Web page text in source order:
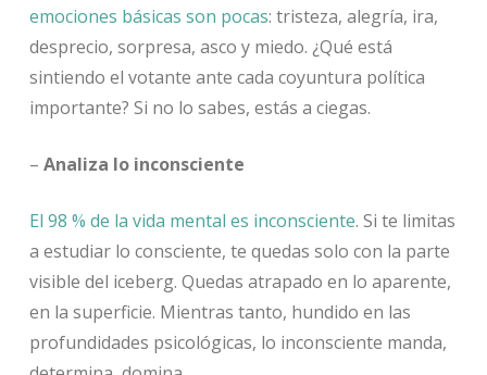
emociones básicas son pocas: tristeza, alegría, ira,
desprecio, sorpresa, asco y miedo. ¿Qué está
sintiendo el votante ante cada coyuntura política
importante? Si no lo sabes, estás a ciegas.
– Analiza lo inconsciente
El 98 % de la vida mental es inconsciente. Si te limitas
a estudiar lo consciente, te quedas solo con la parte
visible del iceberg. Quedas atrapado en lo aparente,
en la superficie. Mientras tanto, hundido en las
profundidades psicológicas, lo inconsciente manda,